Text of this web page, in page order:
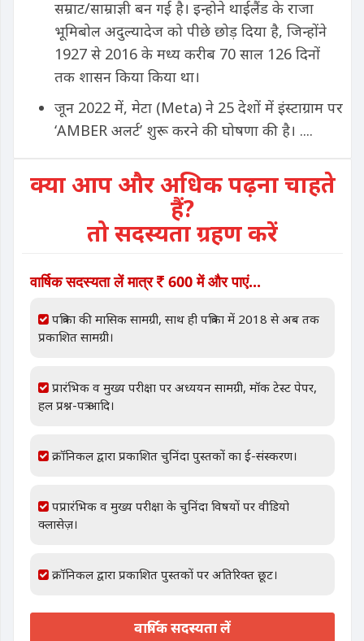
सम्राट/साम्राज्ञी बन गई है। इन्होने थाईलैंड के राजा
भूमिबोल अदुल्यादेज को पीछे छोड़ दिया है, जिन्होंने
1927 से 2016 के मध्य करीब 70 साल 126 दिनों
तक शासन किया किया था।
जून 2022 में, मेटा (Meta) ने 25 देशों में इंस्टाग्राम पर
‘AMBER अलर्ट’ शुरू करने की घोषणा की है। ....
क्या आप और अधिक पढ़ना चाहते
हैं?
तो सदस्यता ग्रहण करें
वार्षिक सदस्यता लें मात्र 600 में और पाएं...
पत्रिका की मासिक सामग्री, साथ ही पत्रिका में 2018 से अब तक
प्रकाशित सामग्री।
प्रारंभिक व मुख्य परीक्षा पर अध्ययन सामग्री, मॉक टेस्ट पेपर,
हल प्रश्न-पत्र आदि।
क्रॉनिकल द्वारा प्रकाशित चुनिंदा पुस्तकों का ई-संस्करण।
पप्रारंभिक व मुख्य परीक्षा के चुनिंदा विषयों पर वीडियो
क्लासेज़।
क्रॉनिकल द्वारा प्रकाशित पुस्तकों पर अतिरिक्त छूट।
वार्षिक सदस्यता लें